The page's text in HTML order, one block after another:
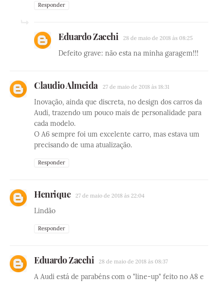
Responder
Eduardo Zacchi 28 de maio de 2018 às 08:25
Defeito grave: não esta na minha garagem!!!
Claudio Almeida 27 de maio de 2018 às 18:31
Inovação, ainda que discreta, no design dos carros da
Audi, trazendo um pouco mais de personalidade para
cada modelo.
O A6 sempre foi um excelente carro, mas estava um
precisando de uma atualização.
Responder
Henrique 27 de maio de 2018 às 22:04
Lindão
Responder
Eduardo Zacchi 28 de maio de 2018 às 08:37
A Audi está de parabéns com o "line-up" feito no A8 e